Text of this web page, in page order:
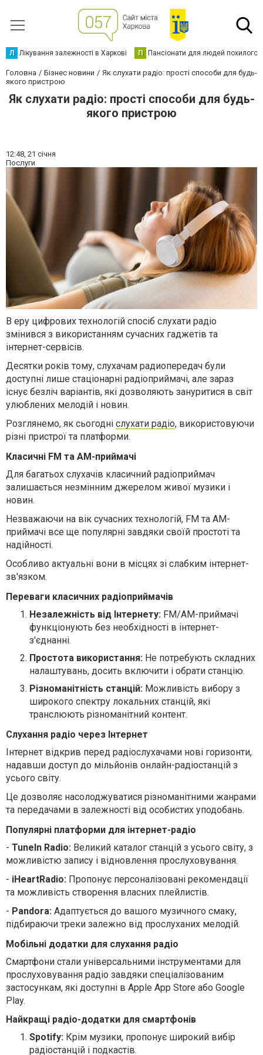
Л Лікування залежності в Харкові П Пансіонати для людей похилого
Головна Бізнес новини
Як слухати радіо: прості способи для будь-
якого пристрою
Як слухати радіо: прості способи для будь-
якого пристрою
12:48, 21 січня
Послуги
В еру цифрових технологій спосіб слухати радіо
змінився з використанням сучасних гаджетів та
інтернет-сервісів.
Десятки років тому, слухачам радиопередач були
доступні лише стаціонарні радіоприймачі, але зараз
існує безліч варіантів, які дозволяють зануритися в світ
улюблених мелодій і новин.
Розглянемо, як сьогодні слухати радіо, використовуючи
різні пристрої та платформи.
Класичні FM та AM-приймачі
Для багатьох слухачів класичний радіоприймач
залишається незмінним джерелом живої музики і
новин.
Незважаючи на вік сучасних технологій, FM та AM-
приймачі все ще популярні завдяки своїй простоті та
надійності.
Особливо актуальні вони в місцях зі слабким інтернет-
зв'язком.
Переваги класичних радіоприймачів
Незалежність від Інтернету: FM/AM-приймачі
функціонують без необхідності в інтернет-
з'єднанні.
Простота використання: Не потребують складних
налаштувань, досить включити і обрати станцію.
Різноманітність станцій: Можливість вибору з
широкого спектру локальних станцій, які
транслюють різноманітний контент.
Слухання радіо через Інтернет
Інтернет відкрив перед радіослухачами нові горизонти,
надавши доступ до мільйонів онлайн-радіостанцій з
усього світу.
Це дозволяє насолоджуватися різноманітними жанрами
та передачами в залежності від особистих уподобань.
Популярні платформи для інтернет-радіо
- TuneIn Radio: Великий каталог станцій з усього світу, з
можливістю запису і відновлення прослуховування.
- iHeartRadio: Пропонує персоналізовані рекомендації
та можливість створення власних плейлистів.
- Pandora: Адаптується до вашого музичного смаку,
підбираючи треки залежно від прослуханих мелодій.
Мобільні додатки для слухання радіо
Смартфони стали універсальними інструментами для
прослуховування радіо завдяки спеціалізованим
застосункам, які доступні в Apple App Store або Google
Play.
Найкращі радіо-додатки для смартфонів
Spotify: Крім музики, пропонує широкий вибір
радіостанцій і подкастів.